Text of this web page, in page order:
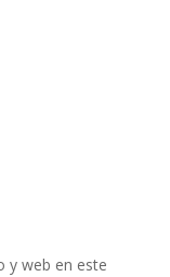
y web en este